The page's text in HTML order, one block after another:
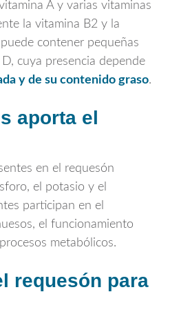
A y varias vitaminas
la vitamina B2 y la
contener pequeñas
cuya presencia depende
y de su contenido graso.
aporta el
en el requesón
el potasio y el
participan en el
el funcionamiento
metabólicos.
requesón para